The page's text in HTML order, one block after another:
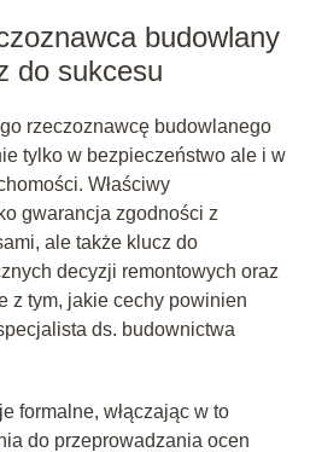
budowlany
do sukcesu
rzeczoznawcę budowlanego
tylko w bezpieczeństwo ale i w
Właściwy
gwarancja zgodności z
ale także klucz do
decyzji remontowych oraz
z tym, jakie cechy powinien
ds. budownictwa
formalne, włączając w to
do przeprowadzania ocen